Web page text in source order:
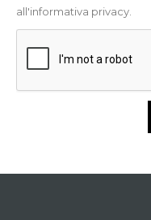
all'informativa privacy.